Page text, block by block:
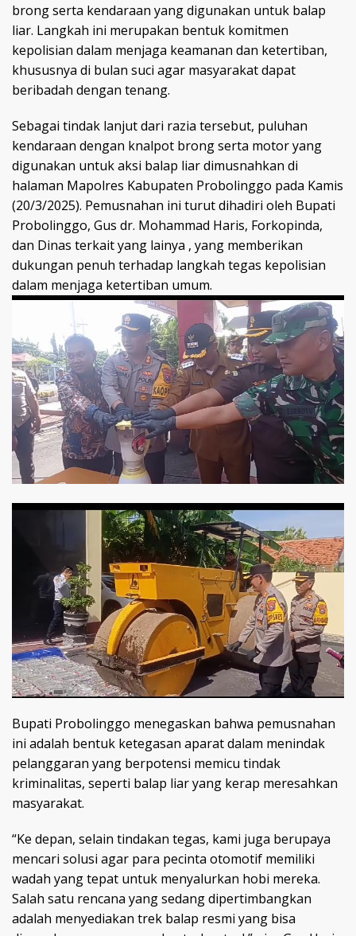
brong serta kendaraan yang digunakan untuk balap
liar. Langkah ini merupakan bentuk komitmen
kepolisian dalam menjaga keamanan dan ketertiban,
khususnya di bulan suci agar masyarakat dapat
beribadah dengan tenang.
Sebagai tindak lanjut dari razia tersebut, puluhan
kendaraan dengan knalpot brong serta motor yang
digunakan untuk aksi balap liar dimusnahkan di
halaman Mapolres Kabupaten Probolinggo pada Kamis
(20/3/2025). Pemusnahan ini turut dihadiri oleh Bupati
Probolinggo, Gus dr. Mohammad Haris, Forkopinda,
dan Dinas terkait yang lainya , yang memberikan
dukungan penuh terhadap langkah tegas kepolisian
dalam menjaga ketertiban umum.
Bupati Probolinggo menegaskan bahwa pemusnahan
ini adalah bentuk ketegasan aparat dalam menindak
pelanggaran yang berpotensi memicu tindak
kriminalitas, seperti balap liar yang kerap meresahkan
masyarakat.
“Ke depan, selain tindakan tegas, kami juga berupaya
mencari solusi agar para pecinta otomotif memiliki
wadah yang tepat untuk menyalurkan hobi mereka.
Salah satu rencana yang sedang dipertimbangkan
adalah menyediakan trek balap resmi yang bisa